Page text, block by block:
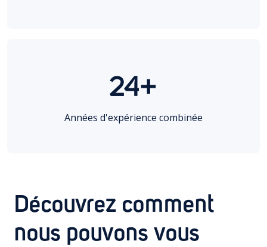
24+
Années d'expérience combinée
Découvrez comment
nous pouvons vous